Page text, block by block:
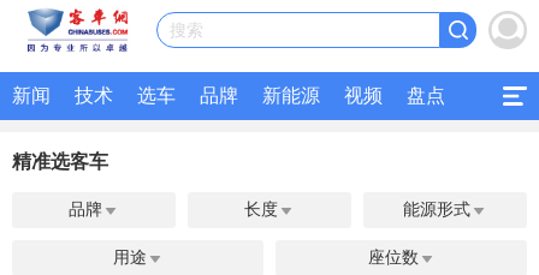
搜索
新闻 技术 选车 品牌 新能源 视频 盘点
精准选客车
品牌  长度  能源形式 
用途  座位数 